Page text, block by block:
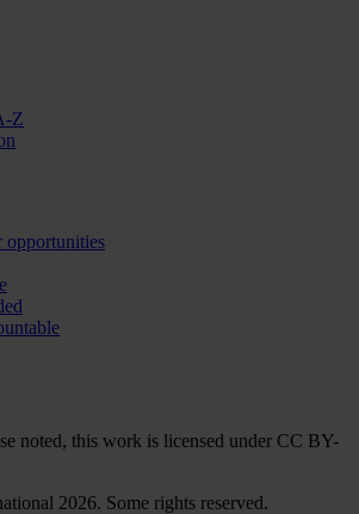
Z
opportunities
noted, this work is licensed under CC BY-
2026. Some rights reserved.